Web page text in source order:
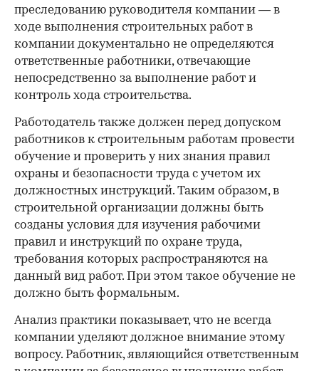
преследованию руководителя компании — в
ходе выполнения строительных работ в
компании документально не определяются
ответственные работники, отвечающие
непосредственно за выполнение работ и
контроль хода строительства.
Работодатель также должен перед допуском
работников к строительным работам провести
обучение и проверить у них знания правил
охраны и безопасности труда с учетом их
должностных инструкций. Таким образом, в
строительной организации должны быть
созданы условия для изучения рабочими
правил и инструкций по охране труда,
требования которых распространяются на
данный вид работ. При этом такое обучение не
должно быть формальным.
Анализ практики показывает, что не всегда
компании уделяют должное внимание этому
вопросу. Работник, являющийся ответственным